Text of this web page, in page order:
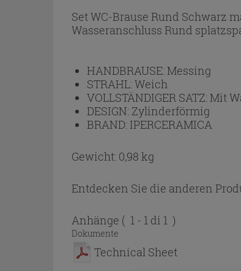
Set WC-Brause Rund Schwarz
Wasseranschluss Rund
HANDBRAUSE:Messing
STRAHL:Weich
VOLLSTÄNDIGER SATZ:Mit
DESIGN: Zylinderförmig
BRAND: IPERCERAMICA
Gewicht: 0,98 kg
Entdecken Sie die anderen
Anhänge ( 1 - 1 di 1 )
Dokumente
Technical Sheet